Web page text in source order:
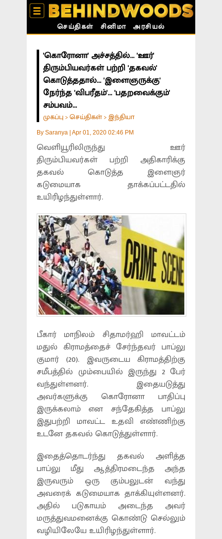
செய்திகள் சினிமா அரசியல்
'கொரோனா' அச்சத்தில்... 'ஊர்'
திரும்பியவர்கள் பற்றி 'தகவல்'
கொடுத்ததால்... 'இளைஞருக்கு'
நேர்ந்த 'விபரீதம்'... 'பதறவைக்கும்'
சம்பவம்...
முகப்பு >செய்திகள் > இந்தியா
By Saranya Apr 01, 2020 02:46 PM
வெளியூரிலிருந்து ஊர்
திரும்பியவர்கள் பற்றி அதிகாரிக்கு
தகவல் கொடுத்த இளைஞர்
கடுமையாக தாக்கப்பட்டதில்
உயிரிழந்துள்ளார்.
பீகார் மாநிலம் சிதாமர்ஹி மாவட்டம்
மதுல் கிராமத்தைச் சேர்ந்தவர் பாப்லு
குமார் (20). இவருடைய கிராமத்திற்கு
சமீபத்தில் மும்பையில் இருந்து 2 பேர்
வந்துள்ளனர். இதையடுத்து
அவர்களுக்கு கொரோனா பாதிப்பு
இருக்கலாம் என சந்தேகித்த பாப்லு
இதுபற்றி மாவட்ட உதவி எண்ணிற்கு
உடனே தகவல் கொடுத்துள்ளார்.
இதைத்தொடர்ந்து தகவல் அளித்த
பாப்லு மீது ஆத்திரமடைந்த அந்த
இருவரும் ஒரு கும்பலுடன் வந்து
அவரைக் கடுமையாக தாக்கியுள்ளனர்.
அதில் படுகாயம் அடைந்த அவர்
மருத்துவமனைக்கு கொண்டு செல்லும்
வழியிலேயே உயிரிழந்துள்ளார்.